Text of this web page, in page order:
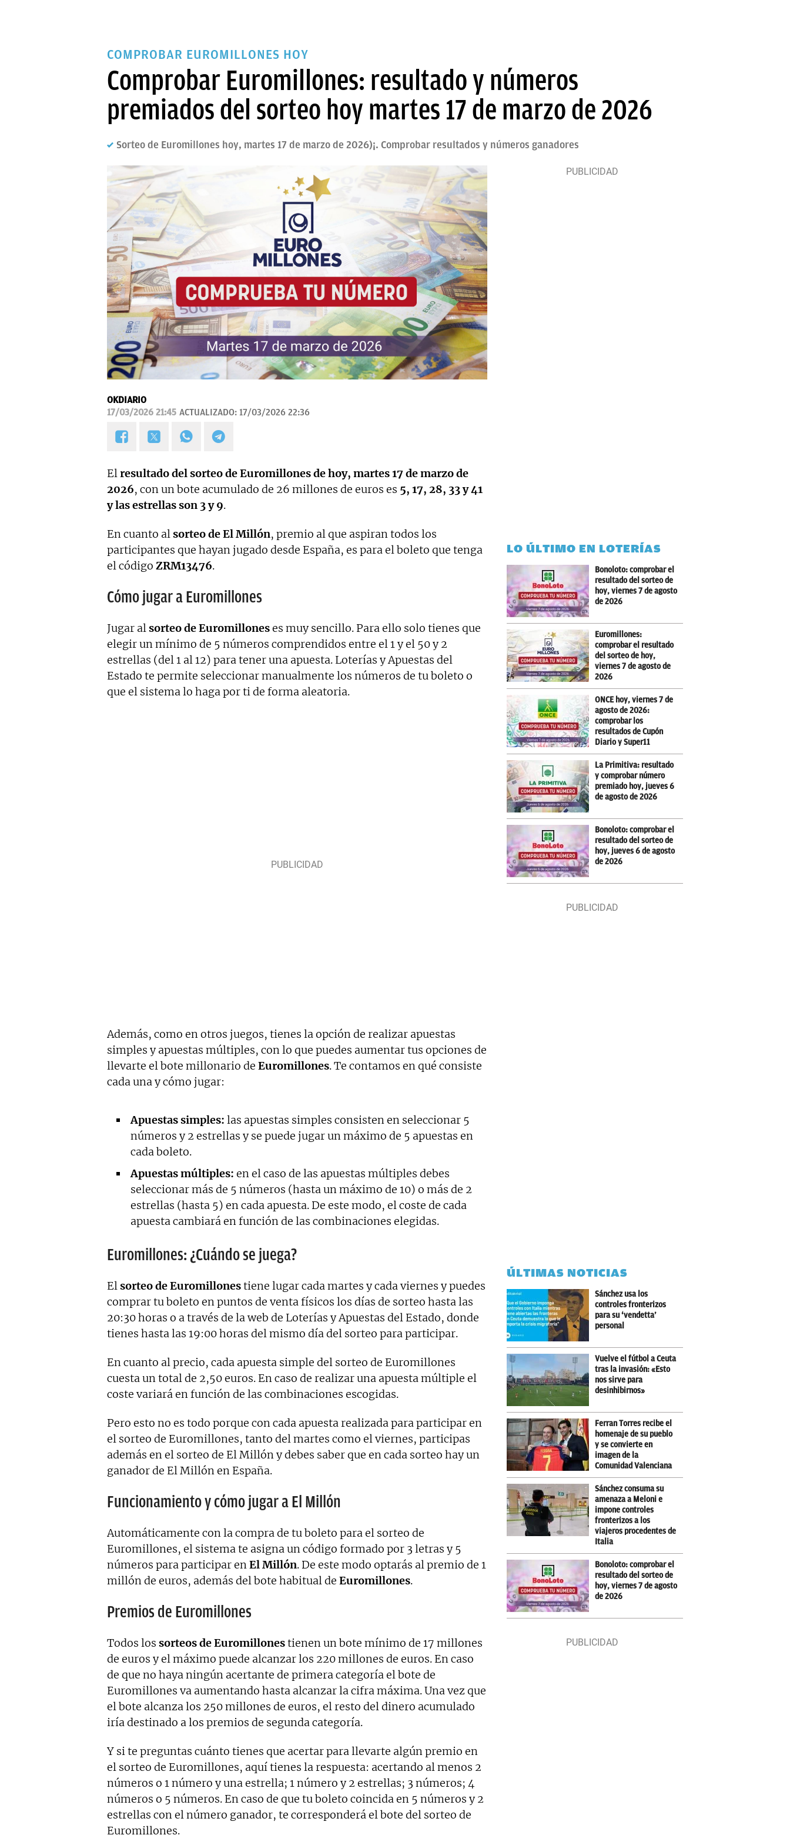
COMPROBAR EUROMILLONES HOY
Comprobar Euromillones: resultado y números
premiados del sorteo hoy martes 17 de marzo de 2026
Sorteo de Euromillones hoy, martes 17 de marzo de 2026)¡. Comprobar resultados y números ganadores
OKDIARIO
17/03/2026 21:45 ACTUALIZADO: 17/03/2026 22:36
Elresultado del sorteo de Euromillones de hoy, martes 17 de marzo de
2026, con un bote acumulado de 26 millones de euros es 5, 17, 28, 33 y 41
y las estrellas son 3 y 9.
En cuanto alsorteo de El Millón, premio al que aspiran todos los
participantes que hayan jugado desde España, es para el boleto que tenga
el código ZRM13476.
Cómo jugar a Euromillones
Jugar alsorteo de Euromilloneses muy sencillo. Para ello solo tienes que
elegir un mínimo de 5 números comprendidos entre el 1 y el 50 y 2
estrellas (del 1 al 12) para tener una apuesta. Loterías y Apuestas del
Estado te permite seleccionar manualmente los números de tu boleto o
que el sistema lo haga por ti de forma aleatoria.
Además, como en otros juegos, tienes la opción de realizar apuestas
simples y apuestas múltiples, con lo que puedes aumentar tus opciones de
llevarte el bote millonario de Euromillones. Te contamos en qué consiste
cada una y cómo jugar:
Apuestas simples: las apuestas simples consisten en seleccionar 5
números y 2 estrellas y se puede jugar un máximo de 5 apuestas en
cada boleto.
Apuestas múltiples: en el caso de las apuestas múltiples debes
seleccionar más de 5 números (hasta un máximo de 10) o más de 2
estrellas (hasta 5) en cada apuesta. De este modo, el coste de cada
apuesta cambiará en función de las combinaciones elegidas.
Euromillones: ¿Cuándo se juega?
Elsorteo de Euromillonestiene lugar cada martes y cada viernes y puedes
comprar tu boleto en puntos de venta físicos los días de sorteo hasta las
20:30 horas o a través de la web de Loterías y Apuestas del Estado, donde
tienes hasta las 19:00 horas del mismo día del sorteo para participar.
En cuanto al precio, cada apuesta simple del sorteo de Euromillones
cuesta un total de 2,50 euros. En caso de realizar una apuesta múltiple el
coste variará en función de las combinaciones escogidas.
Pero esto no es todo porque con cada apuesta realizada para participar en
el sorteo de Euromillones, tanto del martes como el viernes, participas
además en el sorteo de El Millón y debes saber que en cada sorteo hay un
ganador de El Millón en España.
Funcionamiento y cómo jugar a El Millón
Automáticamente con la compra de tu boleto para el sorteo de
Euromillones, el sistema te asigna un código formado por 3 letras y 5
números para participar enEl Millón. De este modo optarás al premio de 1
millón de euros, además del bote habitual de Euromillones.
Premios de Euromillones
Todos los sorteos de Euromillonestienen un bote mínimo de 17 millones
de euros y el máximo puede alcanzar los 220 millones de euros. En caso
de que no haya ningún acertante de primera categoría el bote de
Euromillones va aumentando hasta alcanzar la cifra máxima. Una vez que
el bote alcanza los 250 millones de euros, el resto del dinero acumulado
iría destinado a los premios de segunda categoría.
Y si te preguntas cuánto tienes que acertar para llevarte algún premio en
el sorteo de Euromillones, aquí tienes la respuesta: acertando al menos 2
números o 1 número y una estrella; 1 número y 2 estrellas; 3 números; 4
números o 5 números. En caso de que tu boleto coincida en 5 números y 2
estrellas con el número ganador, te corresponderá el bote del sorteo de
Euromillones.
LO ÚLTIMO EN LOTERÍAS
Bonoloto: comprobar el
resultado del sorteo de
hoy, viernes 7 de agosto
de 2026
Euromillones:
comprobar el resultado
del sorteo de hoy,
viernes 7 de agosto de
2026
ONCE hoy, viernes 7 de
agosto de 2026:
comprobar los
resultados de Cupón
Diario y Super11
La Primitiva: resultado
y comprobar número
premiado hoy, jueves 6
de agosto de 2026
Bonoloto: comprobar el
resultado del sorteo de
hoy, jueves 6 de agosto
de 2026
ÚLTIMAS NOTICIAS
Sánchez usa los
controles fronterizos
para su ‘vendetta’
personal
Vuelve el fútbol a Ceuta
tras la invasión: «Esto
nos sirve para
desinhibirnos»
Ferran Torres recibe el
homenaje de su pueblo
y se convierte en
imagen de la
Comunidad Valenciana
Sánchez consuma su
amenaza a Meloni e
impone controles
fronterizos a los
viajeros procedentes de
Italia
Bonoloto: comprobar el
resultado del sorteo de
hoy, viernes 7 de agosto
de 2026